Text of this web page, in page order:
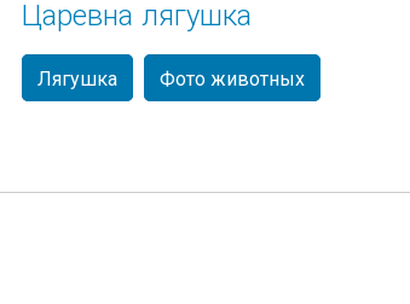
Царевна лягушка
Лягушка Фото животных